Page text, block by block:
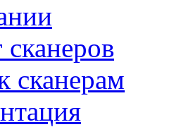
сканеров
сканерам